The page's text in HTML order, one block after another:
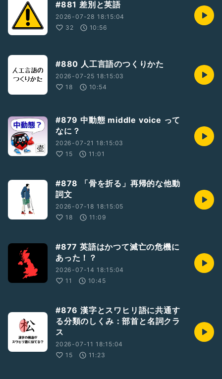
#881 差別と英語
2026-07-28 18:15:04
32
10:56
#880 人工言語のつくりかた
2026-07-25 18:15:03
18
10:54
#879 中動態 middle voice って
なに？
2026-07-21 18:15:03
15
11:01
#878 「骨を折る」再帰的な他動
詞文
2026-07-18 18:15:05
18
11:09
#877 英語はかつて滅亡の危機に
あった！？
2026-07-14 18:15:04
11
10:45
#876 漢字とスワヒリ語に共通す
る分類のしくみ：部首と名詞クラ
ス
2026-07-11 18:15:04
15
11:23